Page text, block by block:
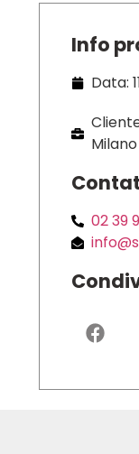
Info
Data:
Milano
02 39